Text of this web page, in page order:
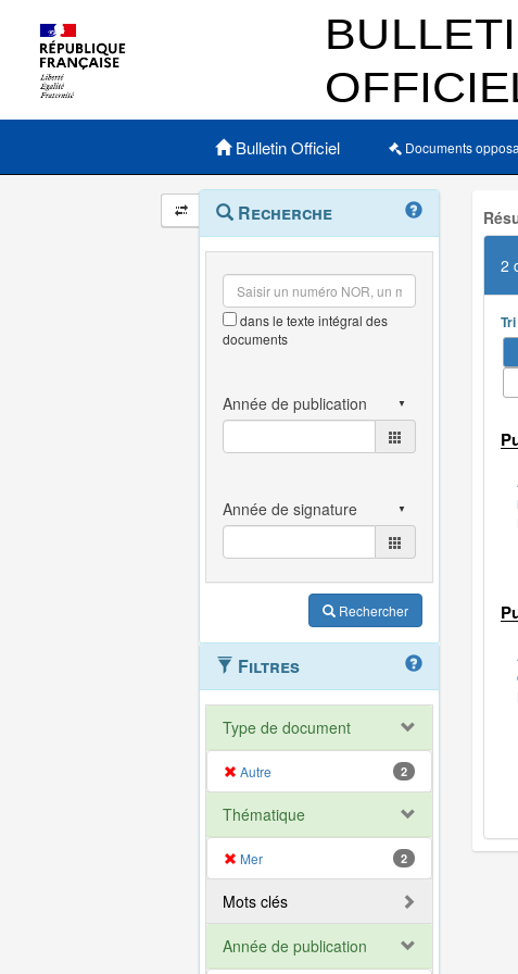
Menu principal
Bulletin Officiel Documents
Navigation
et
outils
annexes
Menu
contextuel
Recherche
dans le texte intégral des
documents
Rechercher
Filtres
Type de document
Autre 2
Thématique
Mer 2
Mots clés
Année de publication
2